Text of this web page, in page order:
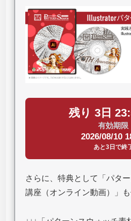
残り 3日
有効期限
2026/08/10
あと3日で終
さらに、特典として「パタ
講座（オンライン動画）」も